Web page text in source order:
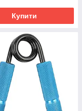
Купити